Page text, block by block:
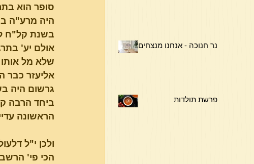
סופר הוא
היה מרע"ה
בשנת קל"ח
שלא מל
אליעזר כבר
גרשום היה
הראשונה
הכי פי'
נר חנוכה - אנחנו מנצחים !
פרשת תולדות